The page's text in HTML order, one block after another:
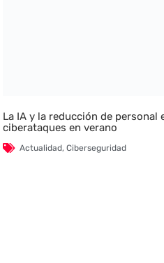
La IA y la reducción de personal
ciberataques en verano
Actualidad,Ciberseguridad